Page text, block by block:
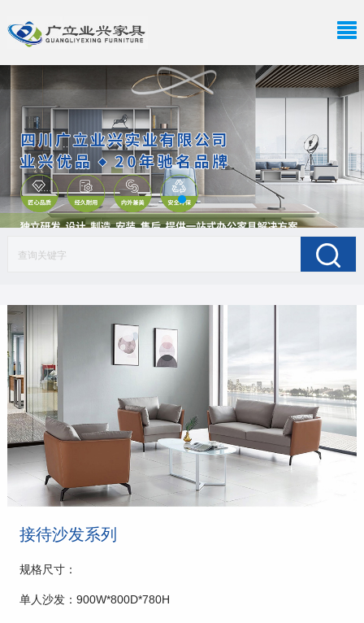
接待沙发系列
规格尺寸：
单人沙发：900W*800D*780H